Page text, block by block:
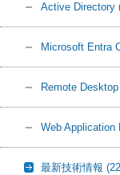
Active Directory
Microsoft Entra
Remote
Web Application
最新技術情報